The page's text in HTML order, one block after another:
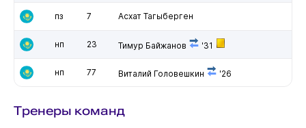
пз 7 Асхат Тагыберген
нп 23 Тимур Байжанов '31
нп 77 Виталий Головешкин '26
Тренеры команд